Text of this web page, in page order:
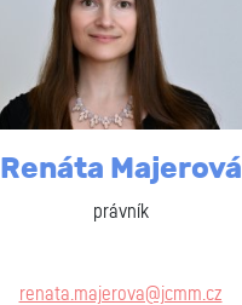
Renáta Majerová
právník
renata.majerova@jcmm.cz